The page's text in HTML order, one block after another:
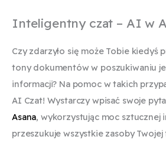
Inteligentny czat – AI w
Czy zdarzyło się może Tobie kiedyś
tony dokumentów w poszukiwaniu
informacji? Na pomoc w takich
AI Czat! Wystarczy wpisać swoje
Asana, wykorzystując moc sztucznej
przeszukuje wszystkie zasoby